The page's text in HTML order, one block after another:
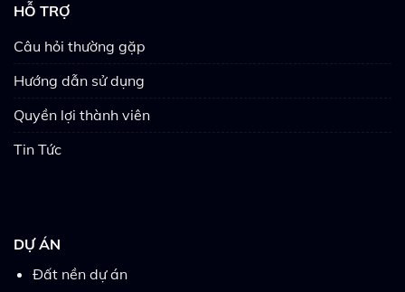
HỖ TRỢ
Câu hỏi thường gặp
Hướng dẫn sử dụng
Quyền lợi thành viên
Tin Tức
DỰ ÁN
Đất nền dự án